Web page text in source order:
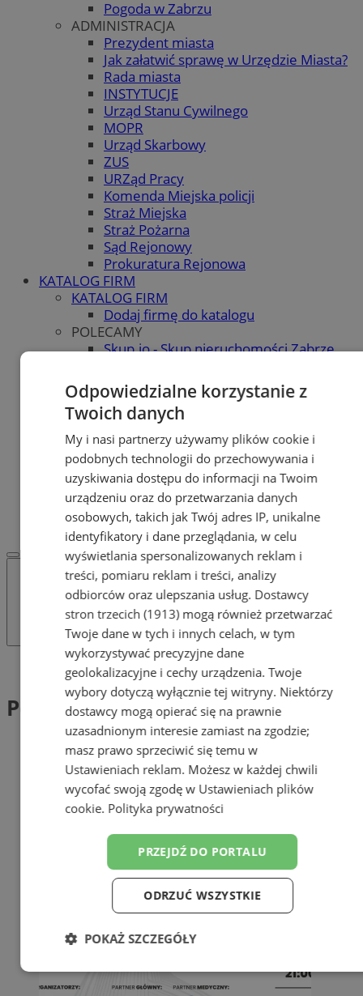
Pogoda w Zabrzu
ADMINISTRACJA
Prezydent miasta
Jak załatwić sprawę w Urzędzie Miasta?
Rada miasta
INSTYTUCJE
Urząd Stanu Cywilnego
MOPR
Urząd Skarbowy
ZUS
URZąd Pracy
Komenda Miejska policji
Straż Miejska
Straż Pożarna
Sąd Rejonowy
Prokuratura Rejonowa
KATALOG FIRM
KATALOG FIRM
Dodaj firmę do katalogu
POLECAMY
Skup.io - Skup nieruchomości Zabrze
OGŁOSZENIA
OGŁOSZENIA
Dodaj ogłoszenie
POLECAMY
Protocol IT
Pracuj.pl - praca w Zabrzu
Praca Zabrze
REKLAMA
WSPÓŁPRACA
Tag: Podwieczorek z biznesem
Podwieczorek z biznesem (1)
Odpowiedzialne korzystanie z
Twoich danych
My i nasi partnerzy używamy plików cookie i
podobnych technologii do przechowywania i
uzyskiwania dostępu do informacji na Twoim
urządzeniu oraz do przetwarzania danych
osobowych, takich jak Twój adres IP, unikalne
identyfikatory i dane przeglądania, w celu
wyświetlania spersonalizowanych reklam i
treści, pomiaru reklam i treści, analizy
odbiorców oraz ulepszania usług. Dostawcy
stron trzecich (1913)mogą również przetwarzać
Twoje dane w tych i innych celach, w tym
wykorzystywać precyzyjne dane
geolokalizacyjne i cechy urządzenia. Twoje
wybory dotyczą wyłącznie tej witryny. Niektórzy
dostawcy mogą opierać się na prawnie
uzasadnionym interesie zamiast na zgodzie;
masz prawo sprzeciwić się temu w
Ustawieniach reklam. Możesz w każdej chwili
wycofać swoją zgodę w Ustawieniach plików
cookie. Polityka prywatności
PRZEJDŹ DO PORTALU
ODRZUĆ WSZYSTKIE
POKAŻ SZCZEGÓŁY
Niezbędne Wydajność Targetowanie